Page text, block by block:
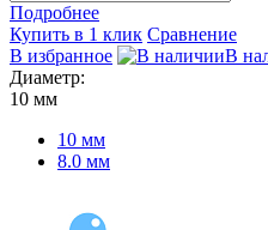
Подробнее
Купить в 1 клик Сравнение
В избранное
В
Диаметр:
10 мм
10 мм
8.0 мм